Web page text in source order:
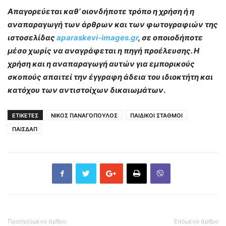
Απαγορεύεται καθ’ οιονδήποτε τρόπο η χρήση ή η
αναπαραγωγή των άρθρων και των φωτογραφιών της
ιστοσελίδας aparaskevi-images.gr, σε οποιοδήποτε
μέσο χωρίς να αναγράφεται η πηγή προέλευσης. Η
χρήση και η αναπαραγωγή αυτών για εμπορικούς
σκοπούς απαιτεί την έγγραφη άδεια του ιδιοκτήτη και
κατόχου των αντιστοίχων δικαιωμάτων.
ΕΤΙΚΕΤΕΣ ΝΙΚΟΣ ΠΑΝΑΓΟΠΟΥΛΟΣ
ΠΑΙΔΙΚΟΙ ΣΤΑΘΜΟΙ
ΠΑΙΣΔΑΠ
Προηγούμενο άρθρο Επόμενο άρθρο